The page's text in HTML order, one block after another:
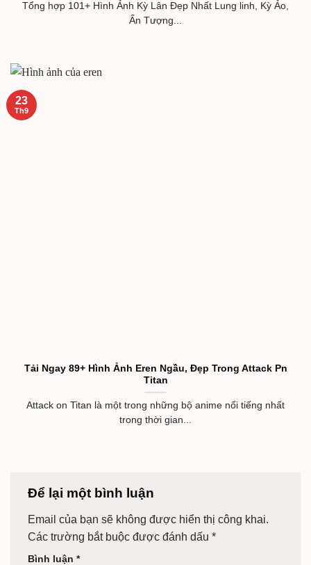
Tổng hợp 101+ Hình Ảnh Kỳ Lân Đẹp Nhất Lung linh, Kỳ Ảo,
Ấn Tượng...
Tải Ngay 89+ Hình Ảnh Eren Ngầu, Đẹp Trong Attack Pn
Titan
Attack on Titan là một trong những bộ anime nổi tiếng nhất
trong thời gian...
23
Th9
Để lại một bình luận
Email của bạn sẽ không được hiển thị công khai.
Các trường bắt buộc được đánh dấu *
Bình luận *